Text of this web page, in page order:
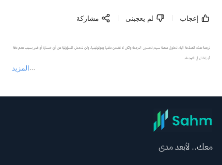
إعجاب لم يعجبنى مشاركة
المزيد
ترجمة هذه الصفحة آلية. تحاول منصة سهم تحسين الترجمة ولكن لا تضمن دقتها وموثوقيتها، ولن تتحمل المسؤولية عن أي خسارة أو ضرر بسبب عدم دقة
أو إغفال في الترجمة.
عند الضرورة، يرجى استشارة مستشار استثمار محترف. لا تقدم منصة سهم أي مشورة استثمارية، ولا تقدم أي التزامات أو ضمانات.
معك.. لأبعد مدى